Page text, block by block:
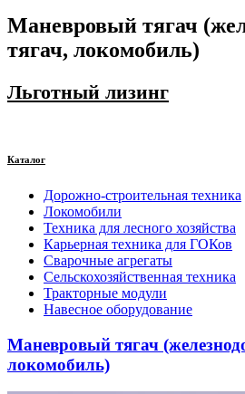
Маневровый тягач
тягач, локомобиль)
Льготный лизинг
Каталог
Дорожно-строительная техника
Локомобили
Техника для лесного хозяйства
Карьерная техника для ГОКов
Сварочные агрегаты
Сельскохозяйственная техника
Тракторные модули
Навесное оборудование
Маневровый тягач
локомобиль)